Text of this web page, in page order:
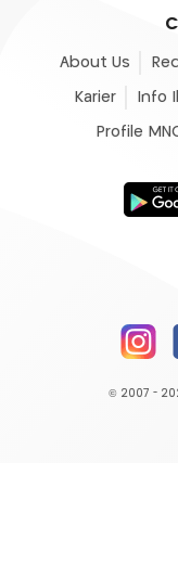
About Us
Karier Info
Profile
© 2007 -